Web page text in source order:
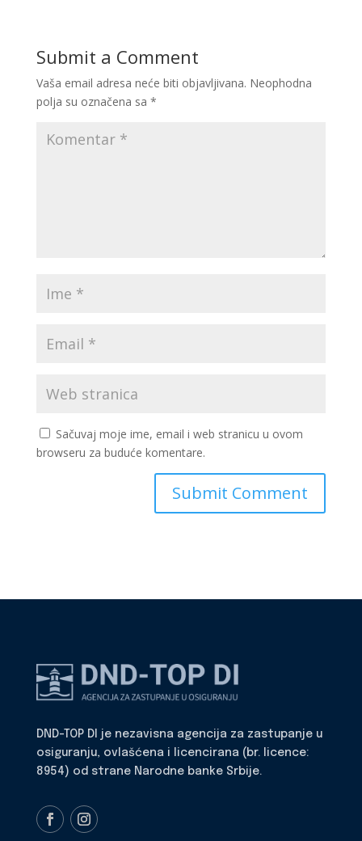
Submit a Comment
Vaša email adresa neće biti objavljivana. Neophodna
polja su označena sa *
Sačuvaj moje ime, email i web stranicu u ovom
browseru za buduće komentare.
DND-TOP DI je nezavisna agencija za zastupanje u
osiguranju, ovlašćena i licencirana (br. licence:
8954) od strane Narodne banke Srbije.